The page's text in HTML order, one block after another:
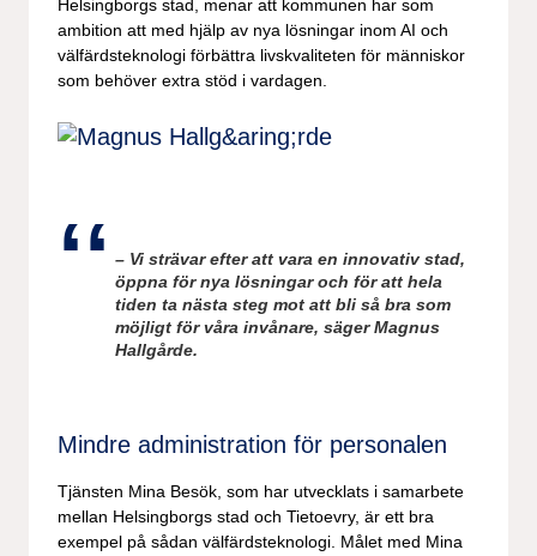
Helsingborgs stad, menar att kommunen har som
ambition att med hjälp av nya lösningar inom AI och
välfärdsteknologi förbättra livskvaliteten för människor
som behöver extra stöd i vardagen.
– Vi strävar efter att vara en innovativ stad,
öppna för nya lösningar och för att hela
tiden ta nästa steg mot att bli så bra som
möjligt för våra invånare, säger Magnus
Hallgårde.
Mindre administration för personalen
Tjänsten Mina Besök, som har utvecklats i samarbete
mellan Helsingborgs stad och Tietoevry, är ett bra
exempel på sådan välfärdsteknologi. Målet med Mina